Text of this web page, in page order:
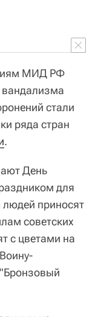
МИД РФ
вандализма
стали
ряда стран
.
День
для
приносят
советских
с цветами на